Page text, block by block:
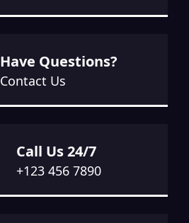
Have Questions?
Contact Us
Call Us 24/7
+123 456 7890